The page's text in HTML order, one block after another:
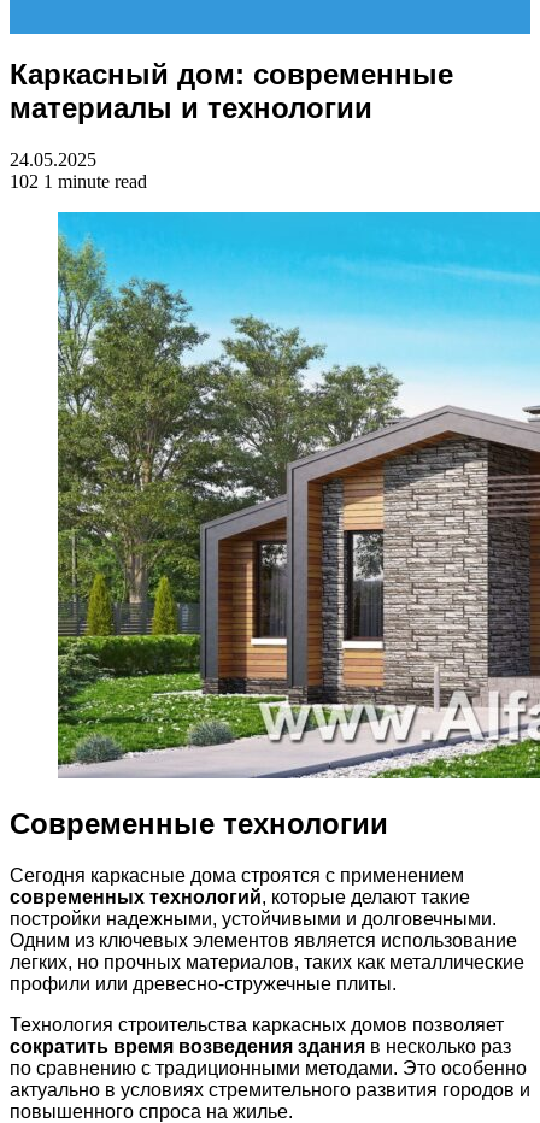
for
Каркасный дом: современные
материалы и технологии
24.05.2025
102 1 minute read
Современные технологии
Сегодня каркасные дома строятся с применением
современных технологий, которые делают такие
постройки надежными, устойчивыми и долговечными.
Одним из ключевых элементов является использование
легких, но прочных материалов, таких как металлические
профили или древесно-стружечные плиты.
Технология строительства каркасных домов позволяет
сократить время возведения здания в несколько раз
по сравнению с традиционными методами. Это особенно
актуально в условиях стремительного развития городов и
повышенного спроса на жилье.